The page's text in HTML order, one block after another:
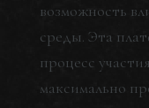
возможность
среды. Эта
процесс
максимально